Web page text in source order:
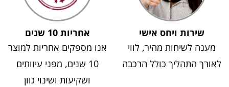
שירות ויחס אישי
מענה לשיחות מהיר, לווי
לאורך התהליך כולל הרכבה
אחריות 10 שנים
אנו מספקים אחריות למוצר
10 שנים, מפני עיוותים
ושקיעות ושינוי גוון